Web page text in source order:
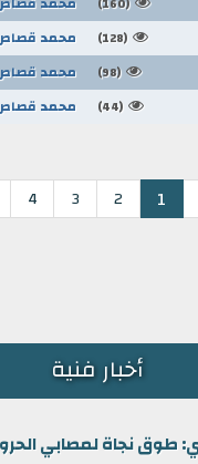
(128) محمد
(98) محمد
(44) محمد
1
2
3
4
أخبار فنية
طوق نجاة لمصابي